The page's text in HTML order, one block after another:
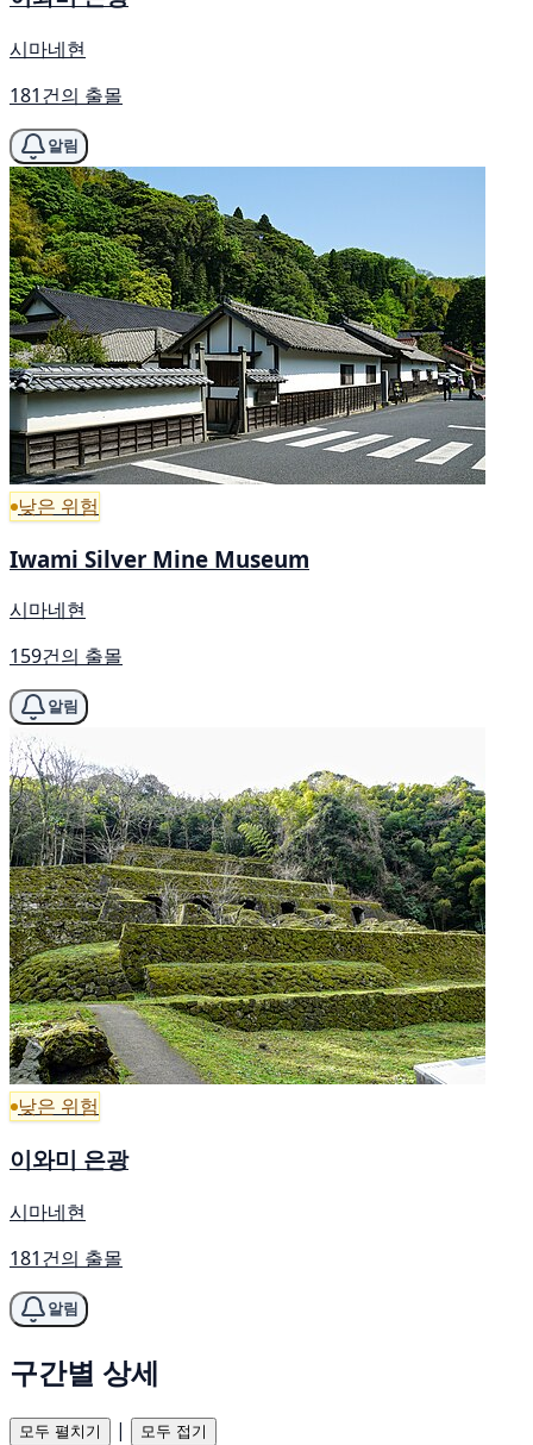
시마네현
181건의 출몰
알림
낮은 위험
Iwami Silver Mine Museum
시마네현
159건의 출몰
알림
낮은 위험
이와미 은광
시마네현
181건의 출몰
알림
구간별 상세
모두 펼치기 | 모두 접기